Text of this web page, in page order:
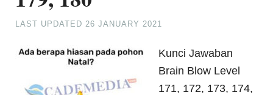
LAST UPDATED 26 JANUARY 2021
Kunci Jawaban
Brain Blow Level
171, 172, 173, 174,